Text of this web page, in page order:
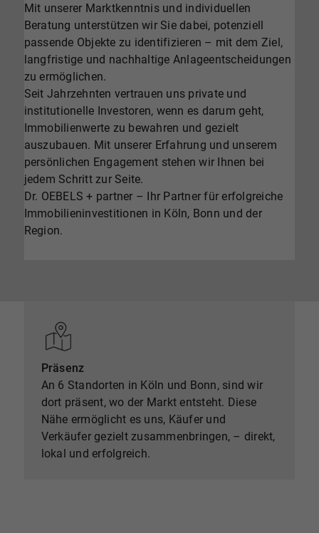
Mit unserer Marktkenntnis und individuellen
Beratung unterstützen wir Sie dabei, potenziell
passende Objekte zu identifizieren – mit dem Ziel,
langfristige und nachhaltige Anlageentscheidungen
zu ermöglichen.
Seit Jahrzehnten vertrauen uns private und
institutionelle Investoren, wenn es darum geht,
Immobilienwerte zu bewahren und gezielt
auszubauen. Mit unserer Erfahrung und unserem
persönlichen Engagement stehen wir Ihnen bei
jedem Schritt zur Seite.
Dr. OEBELS + partner – Ihr Partner für erfolgreiche
Immobilieninvestitionen in Köln, Bonn und der
Region.
Präsenz
An 6 Standorten in Köln und Bonn, sind wir
dort präsent, wo der Markt entsteht. Diese
Nähe ermöglicht es uns, Käufer und
Verkäufer gezielt zusammenbringen, – direkt,
lokal und erfolgreich.